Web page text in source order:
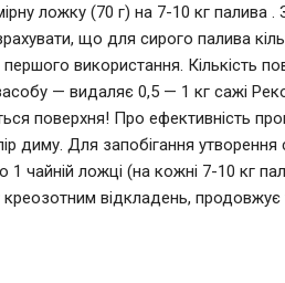
ложку (70 г) на 7-10 кг палива .
що для сирого палива
використання. Кількість
— видаляє 0,5 — 1 кг сажі
поверхня! Про ефективність
диму. Для запобігання утворення
чайній ложці (на кожні 7-10 кг
креозотним відкладень, продовжує